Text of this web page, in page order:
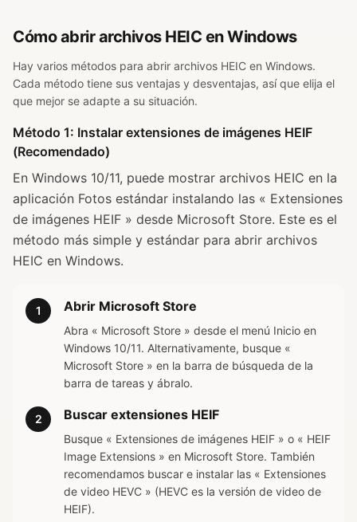
Cómo abrir archivos HEIC en Windows
Hay varios métodos para abrir archivos HEIC en Windows.
Cada método tiene sus ventajas y desventajas, así que elija el
que mejor se adapte a su situación.
Método 1: Instalar extensiones de imágenes HEIF
(Recomendado)
En Windows 10/11, puede mostrar archivos HEIC en la
aplicación Fotos estándar instalando las « Extensiones
de imágenes HEIF » desde Microsoft Store. Este es el
método más simple y estándar para abrir archivos
HEIC en Windows.
1 Abrir Microsoft Store
Abra « Microsoft Store » desde el menú Inicio en
Windows 10/11. Alternativamente, busque «
Microsoft Store » en la barra de búsqueda de la
barra de tareas y ábralo.
2 Buscar extensiones HEIF
Busque « Extensiones de imágenes HEIF » o « HEIF
Image Extensions » en Microsoft Store. También
recomendamos buscar e instalar las « Extensiones
de video HEVC » (HEVC es la versión de video de
HEIF).